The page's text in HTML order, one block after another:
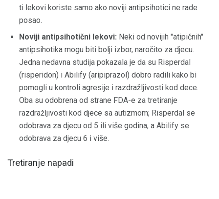
ti lekovi koriste samo ako noviji antipsihotici ne rade
posao.
Noviji antipsihotični lekovi: Neki od novijih "atipičnih"
antipsihotika mogu biti bolji izbor, naročito za djecu.
Jedna nedavna studija pokazala je da su Risperdal
(risperidon) i Abilify (aripiprazol) dobro radili kako bi
pomogli u kontroli agresije i razdražljivosti kod dece.
Oba su odobrena od strane FDA-e za tretiranje
razdražljivosti kod djece sa autizmom; Risperdal se
odobrava za djecu od 5 ili više godina, a Abilify se
odobrava za djecu 6 i više.
Tretiranje napadi